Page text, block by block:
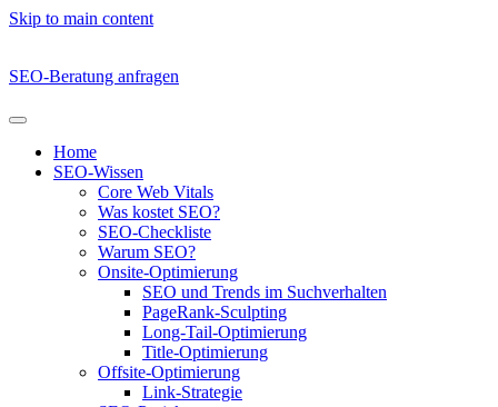
Skip to main content
SEO-Beratung anfragen
Home
SEO-Wissen
Core Web Vitals
Was kostet SEO?
SEO-Checkliste
Warum SEO?
Onsite-Optimierung
SEO und Trends im Suchverhalten
PageRank-Sculpting
Long-Tail-Optimierung
Title-Optimierung
Offsite-Optimierung
Link-Strategie